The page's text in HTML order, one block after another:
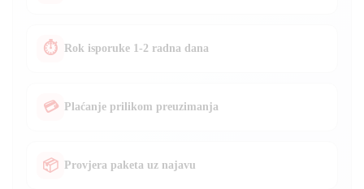
⏱ Rok isporuke 1-2 radna dana
💳 Plaćanje prilikom preuzimanja
📦 Provjera paketa uz najavu